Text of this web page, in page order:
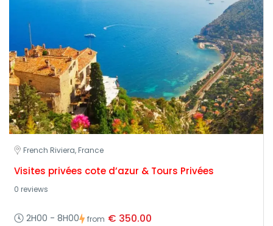
French Riviera, France
Visites privées cote d’azur & Tours Privées
0 reviews
2H00 - 8H00 from € 350.00